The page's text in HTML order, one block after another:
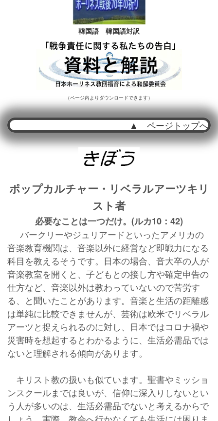
韓国語 韓国語対訳
（ページ内よりダウンロードできます）
▲ ページトップへ
ポップカルチャー・リベラルアーツキリ
スト者
必要なことは一つだけ。(ルカ10：42)
バークリーやジュリアードといったアメリカの
音楽教育機関は、音楽以外に経営など即戦力になる
科目を教えるそうです。日本の場合、音大卒の人が
音楽教室を開くと、子どもとの接し方や確定申告の
仕方など、音楽以外は教わっていないので苦労す
る、と聞いたことがあります。音楽と生活の距離感
は単純に比較できませんが、芸術は欧米でリベラル
アーツと捉えられるのに対し、日本ではコロナ禍や
災害時を想起するとわかるように、生活必需品では
ないと理解される傾向があります。
キリスト教の扱いも似ています。聖書やミッショ
ンスクールまでは良いが、信仰に深入りしないとい
う人が多いのは、生活必需品でないと考えるからで
しょう。実際、教会へ行かなくても生活には困りま